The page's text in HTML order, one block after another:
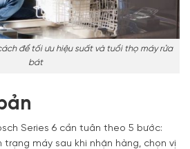
để tối ưu hiệu suất và tuổi thọ máy rửa
bát
Series 6 cần tuân theo 5 bước:
trạng máy sau khi nhận hàng, chọn vị